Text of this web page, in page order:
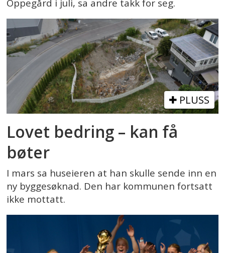
Oppegård i juli, sa andre takk for seg.
PLUSS
Lovet bedring – kan få
bøter
I mars sa huseieren at han skulle sende inn en
ny byggesøknad. Den har kommunen fortsatt
ikke mottatt.